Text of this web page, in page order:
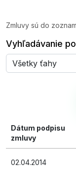
Zmluvy sú do
Vyhľadávanie
Dátum podpisu
zmluvy
02.04.2014